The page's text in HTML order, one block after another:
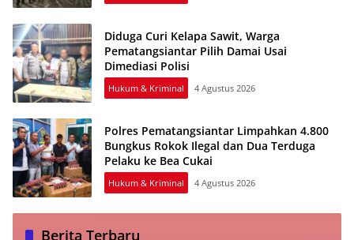
Diduga Curi Kelapa Sawit, Warga
Pematangsiantar Pilih Damai Usai
Dimediasi Polisi
Hukum & Kriminal 4 Agustus 2026
Polres Pematangsiantar Limpahkan 4.800
Bungkus Rokok Ilegal dan Dua Terduga
Pelaku ke Bea Cukai
Hukum & Kriminal 4 Agustus 2026
Berita Terbaru